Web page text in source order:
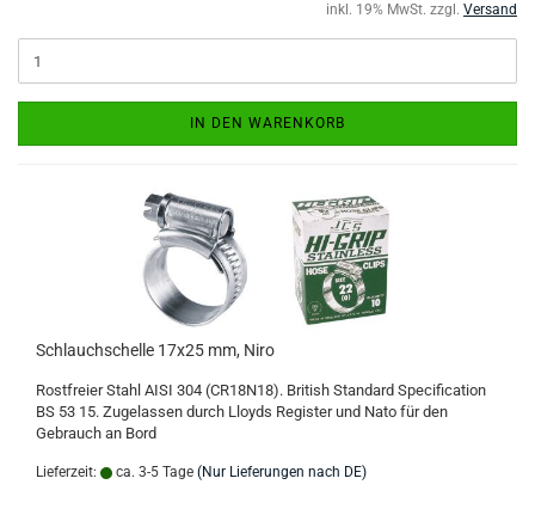
inkl. 19% MwSt. zzgl. Versand
IN DEN WARENKORB
Schlauchschelle 17x25 mm, Niro
Rostfreier Stahl AISI 304 (CR18N18). British Standard Specification
BS 53 15. Zugelassen durch Lloyds Register und Nato für den
Gebrauch an Bord
Lieferzeit: ca. 3-5 Tage (Nur Lieferungen nach DE)